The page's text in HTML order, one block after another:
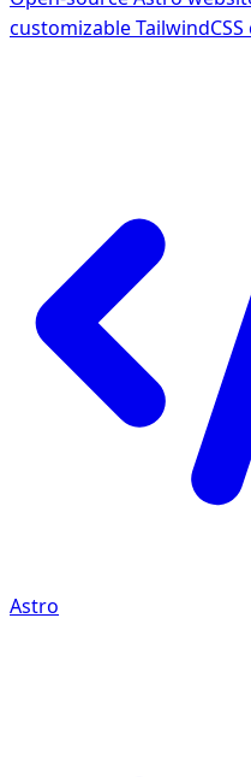
customizable
Astro